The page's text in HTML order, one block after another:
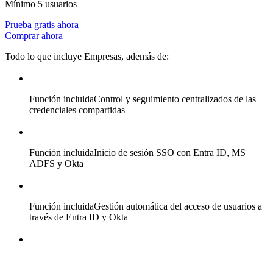
Mínimo 5 usuarios
Prueba gratis ahora
Comprar ahora
Todo lo que incluye Empresas, además de:
Función incluidaControl y seguimiento centralizados de las
credenciales compartidas
Función incluidaInicio de sesión SSO con Entra ID, MS
ADFS y Okta
Función incluidaGestión automática del acceso de usuarios a
través de Entra ID y Okta